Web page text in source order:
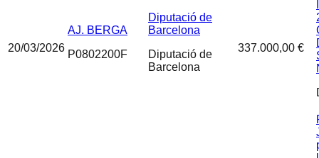
20/03/2026
AJ. BERGA
P0802200F
Diputació de
Barcelona
Diputació de
Barcelona
337.000,00 €